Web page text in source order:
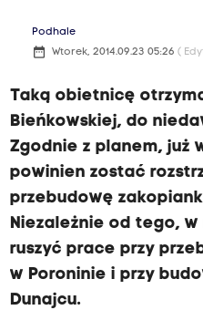
Podhale
date_range Wtorek, 2014.09.23 05:26 (
Taką obietnicę
Bieńkowskiej, do
Zgodnie z planem, już
powinien zostać
przebudowę
Niezależnie od tego, w
ruszyć prace przy
w Poroninie i przy
Dunajcu.